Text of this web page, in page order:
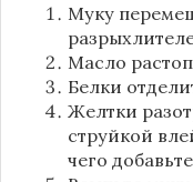
Муку
Масло
Белки
Желтки
струйкой
чего